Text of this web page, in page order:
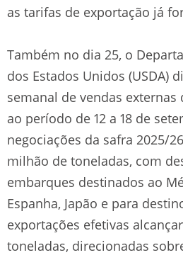
as tarifas de exportação já
Também no dia 25, o
dos Estados Unidos (USDA)
semanal de vendas
ao período de 12 a 18 de
negociações da safra 2025/
milhão de toneladas, com
embarques destinados ao
Espanha, Japão e para
exportações efetivas
toneladas, direcionadas